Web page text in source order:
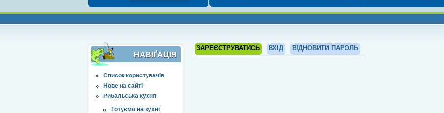
НАВІҐАЦІЯ
Список користувачів
Нове на сайті
Рибальська кухня
Готуємо на кухні
ЗАРЕЄСТРУВАТИСЬ ВХІД ВІДНОВИТИ ПАРОЛЬ